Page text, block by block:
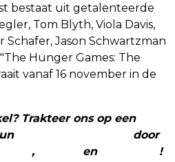
bestaat uit getalenteerde
Tom Blyth, Viola Davis,
Jason Schwartzman
Hunger Games: The
vanaf 16 november in de
Trakteer ons op een
door
, en !